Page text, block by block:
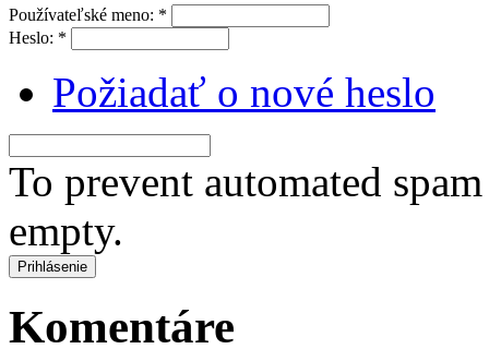
Používateľské meno: *
Heslo: *
Požiadať o nové heslo
To prevent automated
empty.
Komentáre